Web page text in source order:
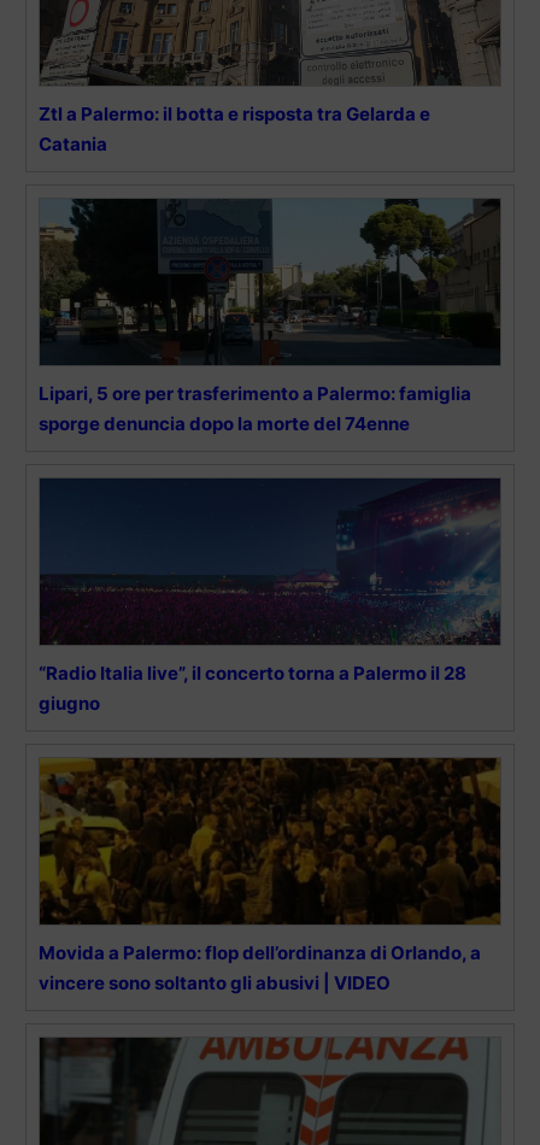
Ztl a Palermo: il botta e risposta tra Gelarda e
Catania
Lipari, 5 ore per trasferimento a Palermo: famiglia
sporge denuncia dopo la morte del 74enne
“Radio Italia live”, il concerto torna a Palermo il 28
giugno
Movida a Palermo: flop dell’ordinanza di Orlando, a
vincere sono soltanto gli abusivi | VIDEO